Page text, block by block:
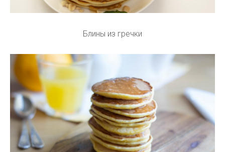
Блины из гречки